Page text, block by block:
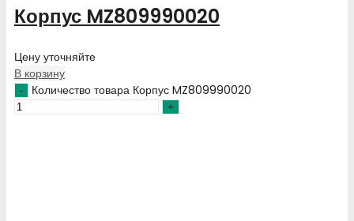
Корпус MZ809990020
Цену уточняйте
В корзину
Количество товара Корпус MZ809990020